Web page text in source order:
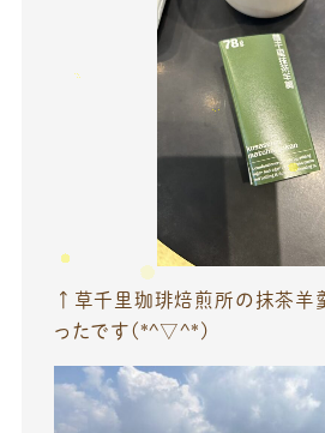
↑草千里珈琲焙煎所の抹茶羊
ったです(*^▽^*)